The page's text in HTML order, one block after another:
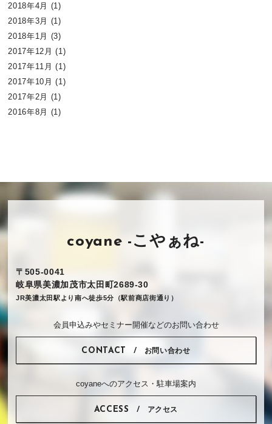
2018年4月 (1)
2018年3月 (1)
2018年1月 (3)
2017年12月 (1)
2017年11月 (1)
2017年10月 (1)
2017年2月 (1)
2016年8月 (1)
coyane -こやぁね-
〒505-0041
岐阜県美濃加茂市太田町2689-30
JR美濃太田駅より南へ徒歩5分（駅前商店街通り）
会員申込みやセミナー開催などのお問い合わせ
CONTACT お問い合わせ
coyaneへのアクセス・駐車場案内
ACCESS アクセス